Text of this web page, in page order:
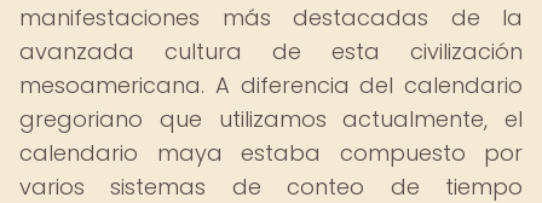
manifestaciones más destacadas de la
avanzada cultura de esta civilización
mesoamericana. A diferencia del calendario
gregoriano que utilizamos actualmente, el
calendario maya estaba compuesto por
varios sistemas de conteo de tiempo